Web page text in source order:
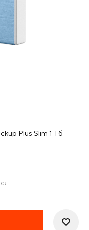
Plus Slim 1 Тб